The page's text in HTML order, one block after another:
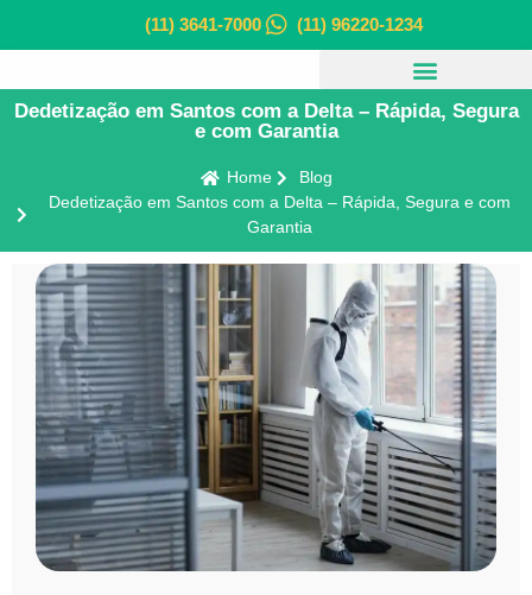
(11) 3641-7000 (11) 96220-1234
Dedetização em Santos com a Delta – Rápida, Segura
e com Garantia
Home
Blog
Dedetização em Santos com a Delta – Rápida, Segura e com
Garantia